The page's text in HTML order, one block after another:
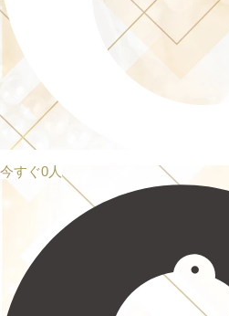
今すぐ0人